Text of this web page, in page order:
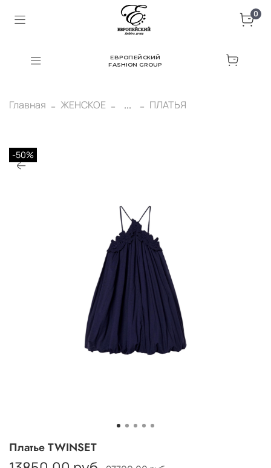
0
ЕВРОПЕЙСКИЙ
FASHION GROUP
Главная ЖЕНСКОЕ ... ПЛАТЬЯ
-50%
Платье TWINSET